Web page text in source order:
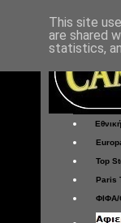
Εθνική
Top
Paris
This site
are shared
statistics,